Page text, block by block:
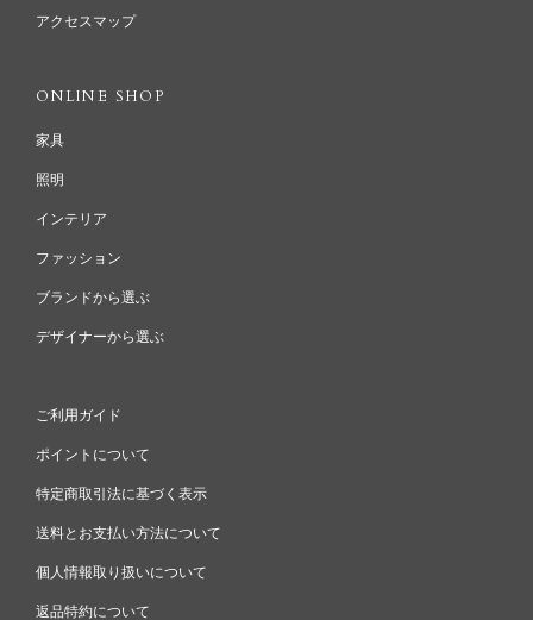
アクセスマップ
ONLINE SHOP
家具
照明
インテリア
ファッション
ブランドから選ぶ
デザイナーから選ぶ
ご利用ガイド
ポイントについて
特定商取引法に基づく表示
送料とお支払い方法について
個人情報取り扱いについて
返品特約について